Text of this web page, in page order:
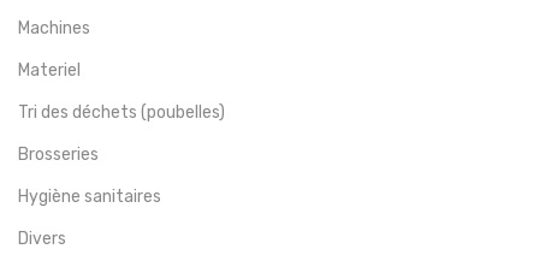
Machines
Materiel
Tri des déchets (poubelles)
Brosseries
Hygiène sanitaires
Divers